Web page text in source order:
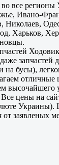
все
Ивано-
Николаев,
Харьков,
запчастей
на бусы),
отличные
высочайшего
цены на
Украины).
от заявленых